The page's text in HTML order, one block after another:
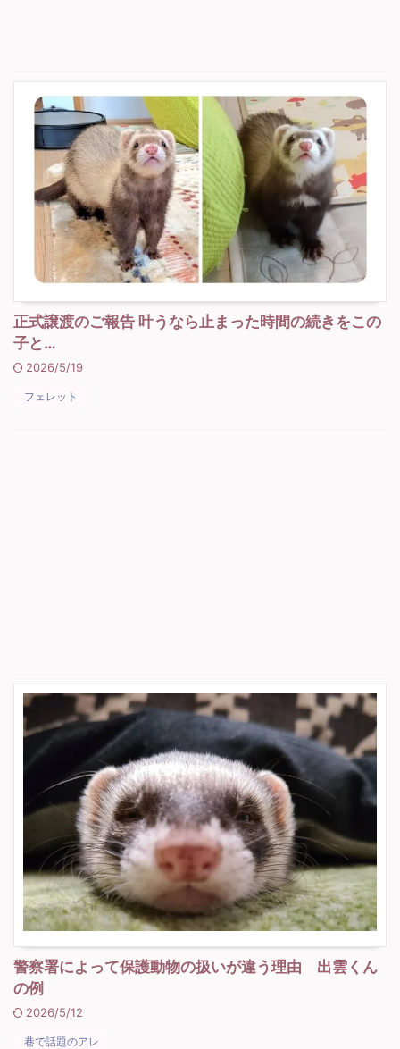
正式譲渡のご報告 叶うなら止まった時間の続きをこの
子と…
2026/5/19
フェレット
警察署によって保護動物の扱いが違う理由 出雲くん
の例
2026/5/12
巷で話題のアレ